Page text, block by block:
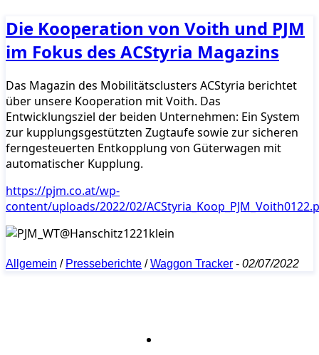
Die Kooperation von Voith und PJM
im Fokus des ACStyria Magazins
Das Magazin des Mobilitätsclusters ACStyria berichtet
über unsere Kooperation mit Voith. Das
Entwicklungsziel der beiden Unternehmen: Ein System
zur kupplungsgestützten Zugtaufe sowie zur sicheren
ferngesteuerten Entkopplung von Güterwagen mit
automatischer Kupplung.
https://pjm.co.at/wp-
content/uploads/2022/02/
Allgemein / Presseberichte /Waggon Tracker - 02/07/2022